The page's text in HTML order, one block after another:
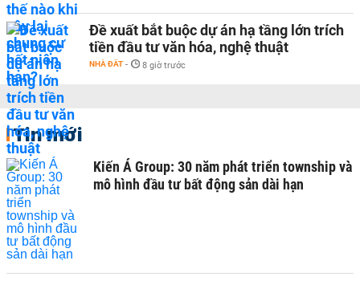
Đề xuất bắt buộc dự án hạ tầng lớn trích
tiền đầu tư văn hóa, nghệ thuật
NHÀ ĐẤT - 8 giờ trước
Tin mới
Kiến Á Group: 30 năm phát triển township và
mô hình đầu tư bất động sản dài hạn